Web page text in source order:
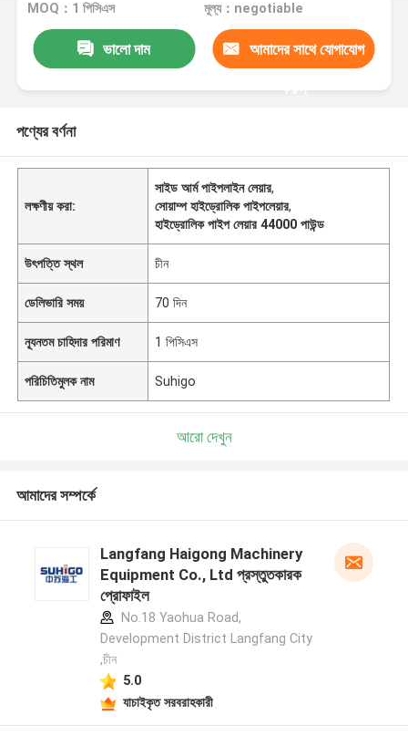
MOQ：1 পিসিএস মূল্য：negotiable
ভালো দাম আমাদের সাথে যোগাযোগ
করুন
পণ্যের বর্ণনা
লক্ষণীয় করা:
সাইড আর্ম পাইপলাইন লেয়ার,
সোয়াম্প হাইড্রোলিক পাইপলেয়ার,
হাইড্রোলিক পাইপ লেয়ার 44000 পাউন্ড
উৎপত্তি স্থল চীন
ডেলিভারি সময় 70 দিন
ন্যূনতম চাহিদার পরিমাণ 1 পিসিএস
পরিচিতিমুলক নাম Suhigo
আরো দেখুন
আমাদের সম্পর্কে
Langfang Haigong Machinery
Equipment Co., Ltd প্রস্তুতকারক
প্রোফাইল
No.18 Yaohua Road,
Development District Langfang City
,চীন
5.0
যাচাইকৃত সরবরাহকারী